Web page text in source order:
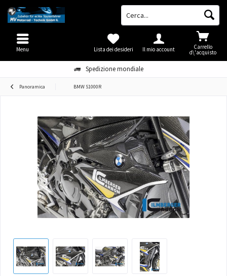
Spedizione mondiale
Carrello
d\'acquisto
Lista dei desideri Il mio account
Menu
Panoramica BMW S1000R